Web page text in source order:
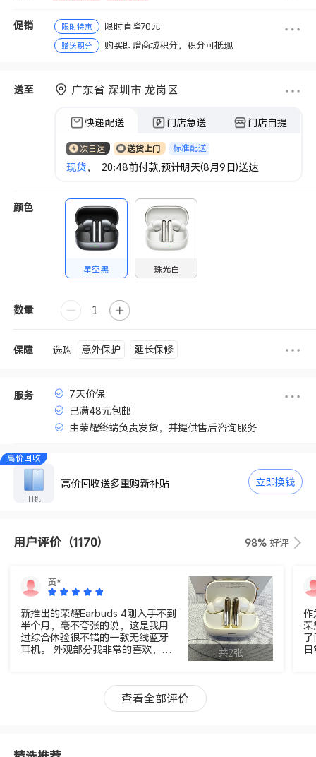
促销 限时特惠 限时直降70元
赠送积分 购买即赠商城积分，积分可抵现
送至 广东省 深圳市 龙岗区
快递配送 门店急送 门店自提
次日达 送货上门 标准配送
现货， 20:48前付款,预计明天(8月9日)送达
颜色
星空黑 珠光白
数量
保障 选购 意外保护 延长保修
服务
7天价保
已满48元包邮
由荣耀终端负责发货，并提供售后咨询服务
高价回收
旧机
高价回收送多重购新补贴 立即换钱
用户评价 （1170） 98% 好评
黄*
新推出的荣耀Earbuds 4刚入手不到
半个月，毫不夸张的说，这是我用
过综合体验很不错的一款无线蓝牙
耳机。 外观部分我非常的喜欢，珠
质在千元级别的蓝牙耳机中是可圈
可点的，实际体验下来，高低音频
共2张
作
荣
了
查看全部评价